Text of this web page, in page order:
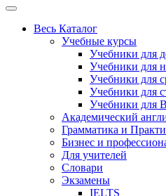
Весь Каталог
Учебные курсы
Учебники для
Учебники для
Учебники для
Учебники для
Учебники для
Академический
Грамматика и
Бизнес и
Для учителей
Словари
Экзамены
IELTS